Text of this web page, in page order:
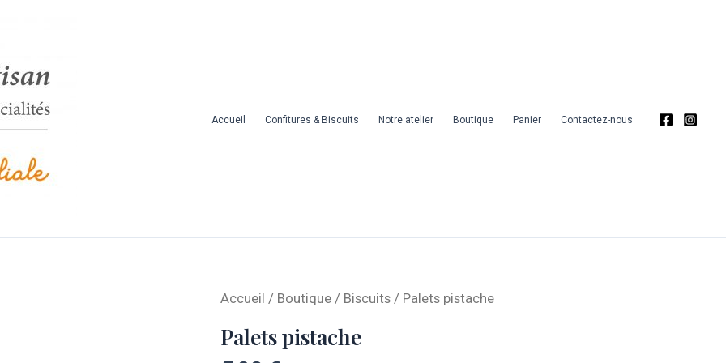
Accueil Confitures & Biscuits Notre atelier Boutique Panier Contactez-nous
Accueil / Boutique / Biscuits / Palets pistache
Palets pistache
quantité
Palets